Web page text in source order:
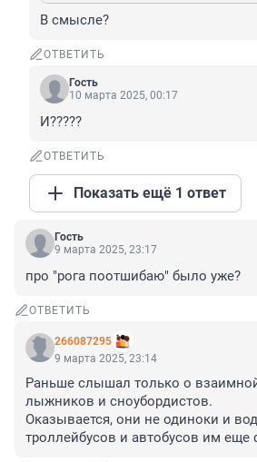
В смысле?
ОТВЕТИТЬ
Гость
10 марта 2025, 00:17
И?????
ОТВЕТИТЬ
Показать ещё 1 ответ
Гость
9 марта 2025, 23:17
про "рога поотшибаю" было уже?
ОТВЕТИТЬ
266087295
9 марта 2025, 23:14
Раньше слышал только о
лыжников и сноубордистов.
Оказывается, они не одиноки и
троллейбусов и автобусов им еще